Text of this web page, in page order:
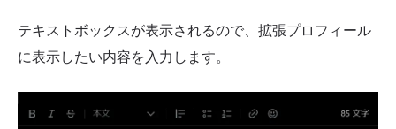
テキストボックスが表示されるので、拡張プロフィール
に表示したい内容を入力します。